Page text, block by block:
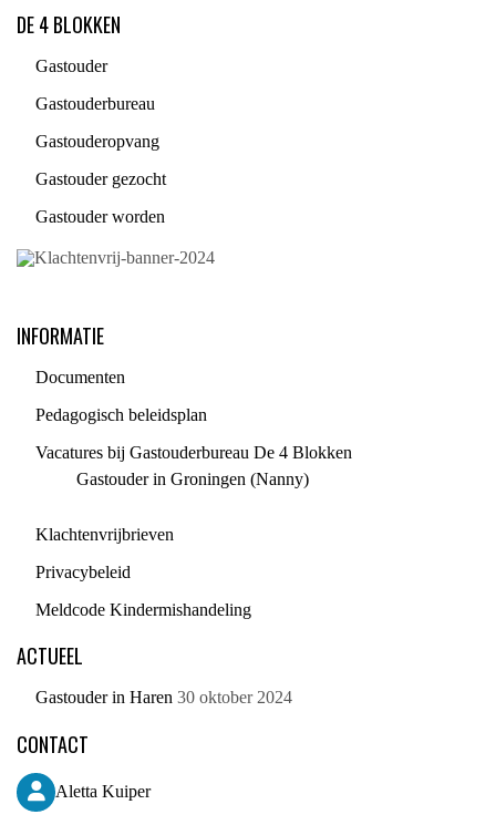
DE 4 BLOKKEN
Gastouder
Gastouderbureau
Gastouderopvang
Gastouder gezocht
Gastouder worden
INFORMATIE
Documenten
Pedagogisch beleidsplan
Vacatures bij Gastouderbureau De 4 Blokken
Gastouder in Groningen (Nanny)
Klachtenvrijbrieven
Privacybeleid
Meldcode Kindermishandeling
ACTUEEL
Gastouder in Haren 30 oktober 2024
CONTACT
Aletta Kuiper